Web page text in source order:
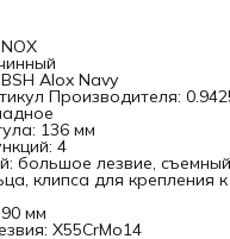
Alox Navy
Производителя:
136 мм
4
большое лезвие,
клипса для крепления
мм
X55CrMo14